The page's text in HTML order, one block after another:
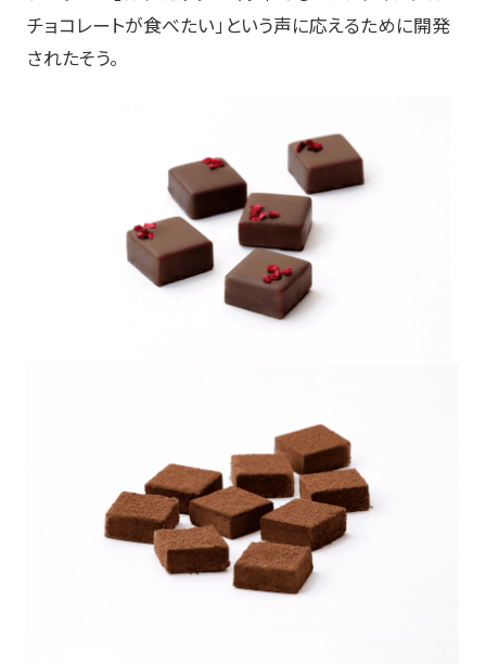
チョコレートが食べたい」という声に応えるために開発
されたそう。